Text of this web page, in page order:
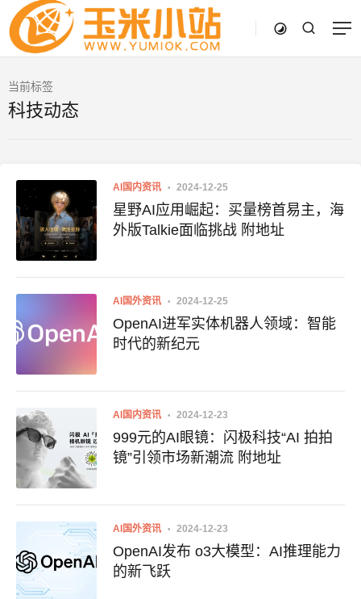
当前标签
科技动态
AI国内资讯 2024-12-25
星野AI应用崛起：买量榜首易主，海
外版Talkie面临挑战 附地址
AI国外资讯 2024-12-25
OpenAI进军实体机器人领域：智能
时代的新纪元
AI国内资讯 2024-12-23
999元的AI眼镜：闪极科技“AI 拍拍
镜”引领市场新潮流 附地址
AI国外资讯 2024-12-23
OpenAI发布 o3大模型：AI推理能力
的新飞跃